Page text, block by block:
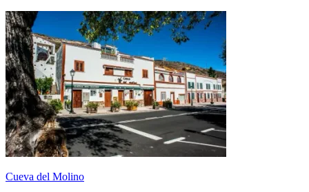
Cueva del Molino